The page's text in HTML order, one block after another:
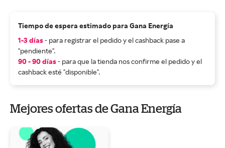
Tiempo de espera estimado para Gana Energía
1-3 días- para registrar el pedido y el cashback pase a
"pendiente".
90 - 90 días- para que la tienda nos confirme el pedido y el
cashback esté "disponible".
Mejores ofertas de Gana Energía